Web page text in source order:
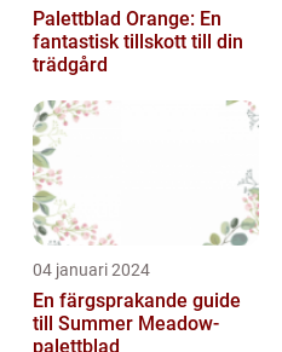
Palettblad Orange: En
fantastisk tillskott till din
trädgård
04 januari 2024
En färgsprakande guide
till Summer Meadow-
palettblad